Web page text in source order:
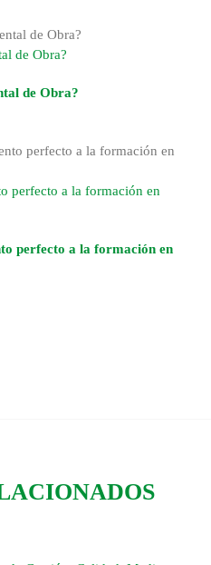
de Obra?
de Obra?
perfecto a la formación en
perfecto a la formación en